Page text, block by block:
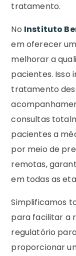
tratamento.
No Instituto
em oferecer
melhorar a
pacientes. Isso
tratamento
consultas
pacientes a
por meio de
remotas,
em todas as
Simplificamos
para facilitar a
regulatório
proporcionar